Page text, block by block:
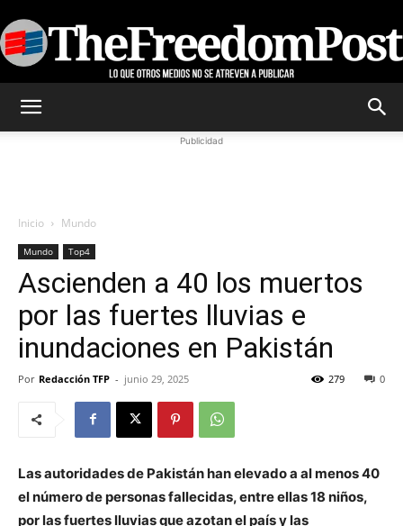
Publicidad
Inicio Mundo
Mundo Top4
Ascienden a 40 los muertos
por las fuertes lluvias e
inundaciones en Pakistán
Por Redacción TFP - junio 29, 2025 0
279
Las autoridades de Pakistán han elevado a al menos 40
el número de personas fallecidas, entre ellas 18 niños,
por las fuertes lluvias que azotan el país y las